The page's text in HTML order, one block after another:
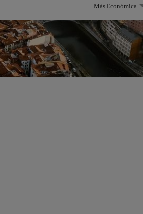
Más Económica